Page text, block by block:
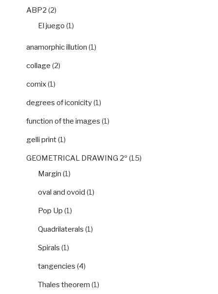
ABP2 (2)
El juego (1)
anamorphic illution (1)
collage (2)
comix(1)
degrees of iconicity(1)
function of the images (1)
gelli print(1)
GEOMETRICAL DRAWING 2º (15)
Margin (1)
oval and ovoid (1)
Pop Up (1)
Quadrilaterals (1)
Spirals (1)
tangencies (4)
Thales theorem (1)